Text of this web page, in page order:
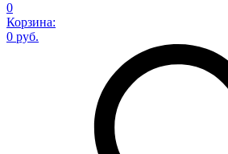
0
Корзина:
0 руб.